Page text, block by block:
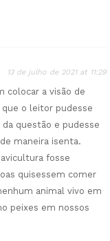
13 de julho de 2021 at 11:29
colocar a visão de
que o leitor pudesse
questão e pudesse
maneira isenta.
fosse
quisessem comer
animal vivo em
peixes em nossos